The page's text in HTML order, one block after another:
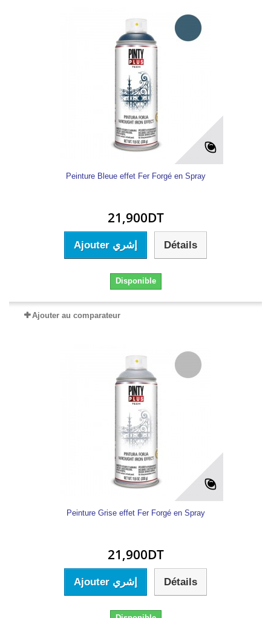
Peinture Bleue effet Fer Forgé en Spray
21,900DT
Ajouter إشري Détails
Disponible
Ajouter au comparateur
Peinture Grise effet Fer Forgé en Spray
21,900DT
Ajouter إشري Détails